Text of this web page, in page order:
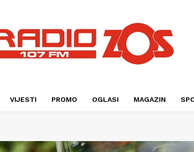
VIJESTI PROMO OGLASI MAGAZIN